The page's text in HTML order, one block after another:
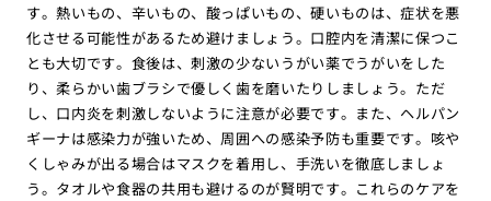
す。熱いもの、辛いもの、酸っぱいもの、硬いものは、症状を悪
化させる可能性があるため避けましょう。口腔内を清潔に保つこ
とも大切です。食後は、刺激の少ないうがい薬でうがいをした
り、柔らかい歯ブラシで優しく歯を磨いたりしましょう。ただ
し、口内炎を刺激しないように注意が必要です。また、ヘルパン
ギーナは感染力が強いため、周囲への感染予防も重要です。咳や
くしゃみが出る場合はマスクを着用し、手洗いを徹底しましょ
う。タオルや食器の共用も避けるのが賢明です。これらのケアを